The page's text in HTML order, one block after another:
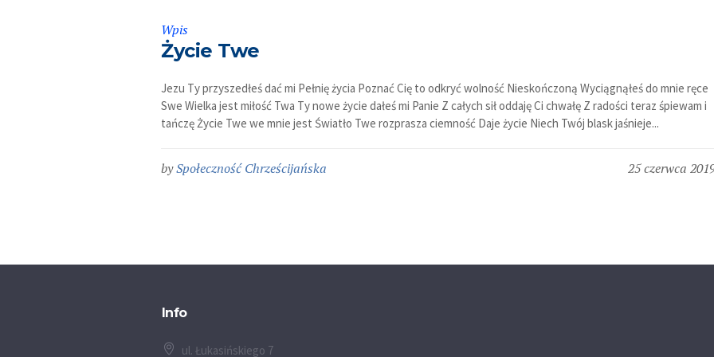
Wpis
Życie Twe
Jezu Ty przyszedłeś dać mi Pełnię życia Poznać Cię to odkryć wolność Nieskończoną Wyciągnąłeś do mnie ręce
Swe Wielka jest miłość Twa Ty nowe życie dałeś mi Panie Z całych sił oddaję Ci chwałę Z radości teraz śpiewam i
tańczę Życie Twe we mnie jest Światło Twe rozprasza ciemność Daje życie Niech Twój blask jaśnieje...
25 czerwca
bySpołeczność Chrześcijańska
Info
ul. Łukasińskiego 7